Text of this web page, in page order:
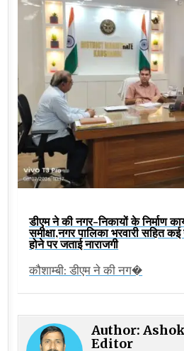
डीएम ने की नगर-निकायों के निर्माण
समीक्षा,नगर पालिका भरवारी सहित
होने पर जताई नाराजगी
कौशाम्बी: डीएम ने की नग�
Author:
Editor